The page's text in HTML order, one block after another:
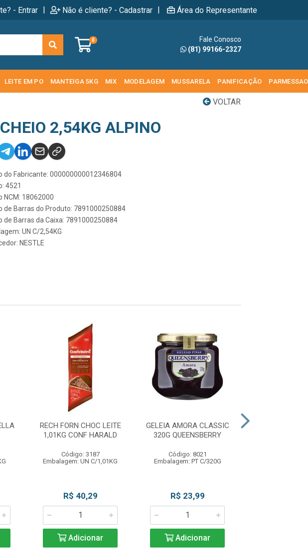
- Entrar | Não é cliente? - Cadastrar | Área do Representante
0
Fale Conosco
(81) 99166-2327
LEITE EM PO MANTEIGA 5KG MIX MODELAGEM MUSSARELA PANIFICAÇÃO PARMESSAO
VOLTAR
2,54KG ALPINO
do Fabricante: 000000000012346804
4521
NCM: 18062000
de Barras do Produto: 7891000250884
de Barras da Caixa: 7891000250884
UN C/2,54KG
NESTLE
RECH FORN CHOC LEITE
1,01KG CONF HARALD
Código: 3187
Embalagem: UN C/1,01KG
R$ 40,29
Adicionar
GELEIA AMORA CLASSIC
320G QUEENSBERRY
Código: 8021
Embalagem: PT C/320G
R$ 23,99
Adicionar